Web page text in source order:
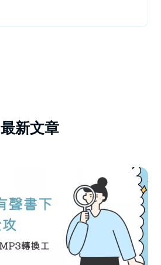
最新文章